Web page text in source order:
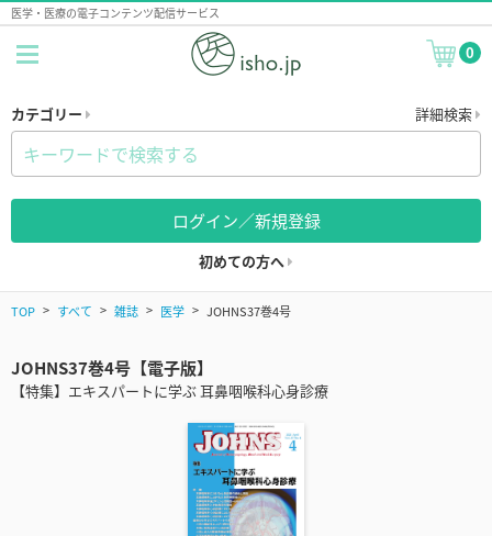
医学・医療の電子コンテンツ配信サービス
0
カテゴリー 詳細検索
ログイン／新規登録
初めての方へ
TOP すべて 雑誌 医学 JOHNS37巻4号
JOHNS37巻4号【電子版】
【特集】エキスパートに学ぶ 耳鼻咽喉科心身診療